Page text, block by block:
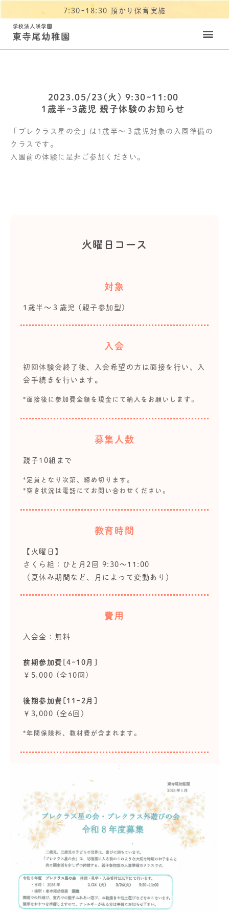
7:30~18:30 預かり保育実施
2023.05/23(火) 9:30~11:00
1歳半~3歳児 親子体験のお知らせ
「プレクラス星の会」は1歳半～３歳児対象の入園準備の
クラスです。
入園前の体験に是非ご参加ください。
火曜日コース
対象
1歳半～３歳児 (親子参加型)
入会
初回体験会終了後、入会希望の方は面接を行い、入
会手続きを行います。
*面接後に参加費全額を現金にて納入をお願いします。
募集人数
親子10組まで
*定員となり次第、締め切ります。
*空き状況は電話にてお問い合わせください。
教育時間
【火曜日】
さくら組：ひと月2回 9:30～11:00
（夏休み期間など、月によって変動あり）
費用
入会金：無料
前期参加費[4~10月]
￥5,000 (全10回)
後期参加費[11~2月]
￥3,000 (全6回)
*年間保険料、教材費が含まれます。